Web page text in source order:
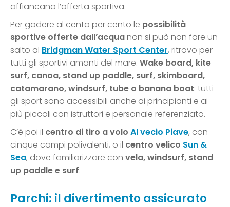
affiancano l’offerta sportiva.
Per godere al cento per cento le possibilità
sportive offerte dall’acquanon si può non fare un
salto al Bridgman Water Sport Center, ritrovo per
tutti gli sportivi amanti del mare. Wake board, kite
surf, canoa, stand up paddle, surf, skimboard,
catamarano, windsurf, tube o banana boat: tutti
gli sport sono accessibili anche ai principianti e ai
più piccoli con istruttori e personale referenziato.
C’è poi il centro di tiro a volo Al vecio Piave, con
cinque campi polivalenti, o il centro velico Sun &
Sea, dove familiarizzare con vela, windsurf, stand
up paddle e surf.
Parchi: il divertimento assicurato